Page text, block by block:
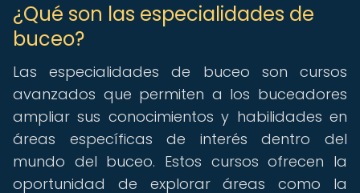
¿Qué son las especialidades de
buceo?
Las especialidades de buceo son cursos
avanzados que permiten a los buceadores
ampliar sus conocimientos y habilidades en
áreas específicas de interés dentro del
mundo del buceo. Estos cursos ofrecen la
oportunidad de explorar áreas como la